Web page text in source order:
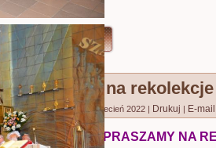
w życiu człowieka.
Czytaj więcej...
Zapraszamy na
Opublikowano: 04 kwiecień 2022 Drukuj E-mail
ZAPRASZAMY NA